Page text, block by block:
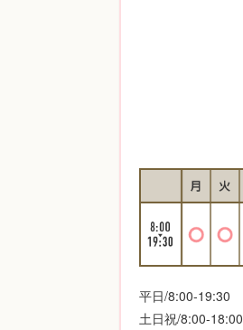
平日/8:00-19:30
土日祝/8:00-18:00